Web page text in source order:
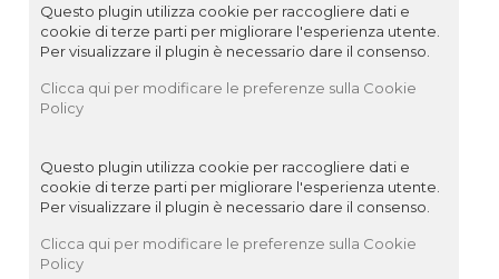
Questo plugin utilizza cookie per raccogliere dati e
cookie di terze parti per migliorare l'esperienza utente.
Per visualizzare il plugin è necessario dare il consenso.
Clicca qui per modificare le preferenze sulla Cookie
Policy
Questo plugin utilizza cookie per raccogliere dati e
cookie di terze parti per migliorare l'esperienza utente.
Per visualizzare il plugin è necessario dare il consenso.
Clicca qui per modificare le preferenze sulla Cookie
Policy